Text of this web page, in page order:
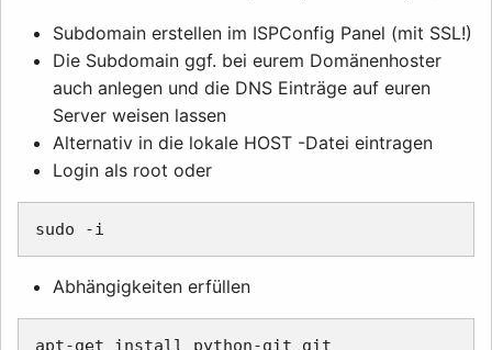
Subdomain erstellen im ISPConfig Panel (mit SSL!)
Die Subdomain ggf. bei eurem Domänenhoster
auch anlegen und die DNS Einträge auf euren
Server weisen lassen
Alternativ in die lokale HOST -Datei eintragen
Login als root oder
Abhängigkeiten erfüllen